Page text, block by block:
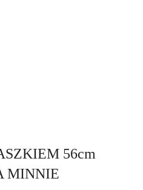
56cm
MINNIE